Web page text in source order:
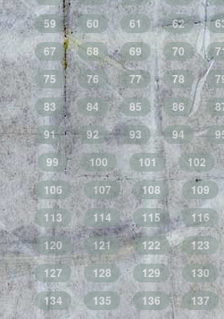
59
60 61 62
67
68 69 70
75
76 77 78
83
84 85 86
91
92 93 94
99
100 101 102
106
107 108 109
113
114 115 116
120
121 122 123
127
128 129 130
134
135 136 137